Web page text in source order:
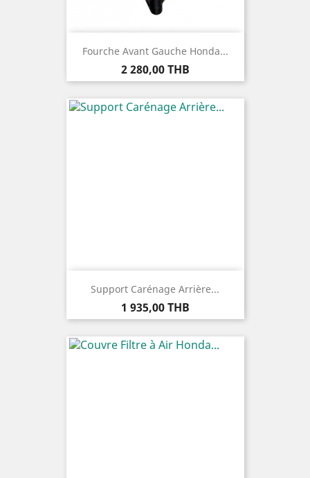
Fourche Avant Gauche Honda...
Prix
2 280,00 THB
Support Carénage Arrière...
Prix
1 935,00 THB